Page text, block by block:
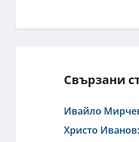
Свързани
Ивайло
Христо